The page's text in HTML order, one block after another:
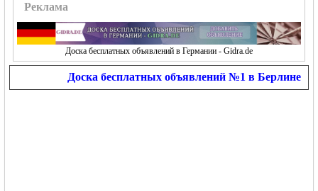
Реклама
Доска бесплатных объявлений в Германии - Gidra.de
Доска бесплатных объявлений №1 в Берлине